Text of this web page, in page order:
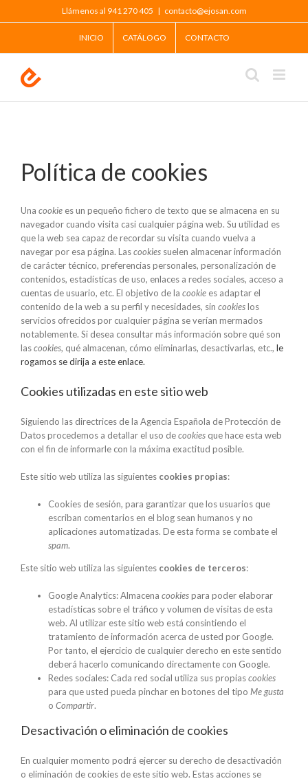
al
Llámenos al 941 270 405 | contacto@ejosan.com
INICIO CATÁLOGO CONTACTO
Política de cookies
Una cookie es un pequeño fichero de texto que se almacena en su
navegador cuando visita casi cualquier página web. Su utilidad es
que la web sea capaz de recordar su visita cuando vuelva a
navegar por esa página. Lascookies suelen almacenar información
de carácter técnico, preferencias personales, personalización de
contenidos, estadísticas de uso, enlaces a redes sociales, acceso a
cuentas de usuario, etc. El objetivo de la cookie es adaptar el
contenido de la web a su perfil y necesidades, sin cookieslos
servicios ofrecidos por cualquier página se verían mermados
notablemente. Si desea consultar más información sobre qué son
lascookies, qué almacenan, cómo eliminarlas, desactivarlas, etc., le
rogamos se dirija a este enlace.
Cookies utilizadas en este sitio web
Siguiendo las directrices de la Agencia Española de Protección de
Datos procedemos a detallar el uso decookies que hace esta web
con el fin de informarle con la máxima exactitud posible.
Este sitio web utiliza las siguientes cookies propias:
Cookies de sesión, para garantizar que los usuarios que
escriban comentarios en el blog sean humanos y no
aplicaciones automatizadas. De esta forma se combate el
spam.
Este sitio web utiliza las siguientes cookies de terceros:
Google Analytics: Almacena cookiespara poder elaborar
estadísticas sobre el tráfico y volumen de visitas de esta
web. Al utilizar este sitio web está consintiendo el
tratamiento de información acerca de usted por Google.
Por tanto, el ejercicio de cualquier derecho en este sentido
deberá hacerlo comunicando directamente con Google.
Redes sociales: Cada red social utiliza sus propiascookies
para que usted pueda pinchar en botones del tipo Me gusta
o Compartir.
Desactivación o eliminación de cookies
En cualquier momento podrá ejercer su derecho de desactivación
o eliminación de cookies de este sitio web. Estas acciones se